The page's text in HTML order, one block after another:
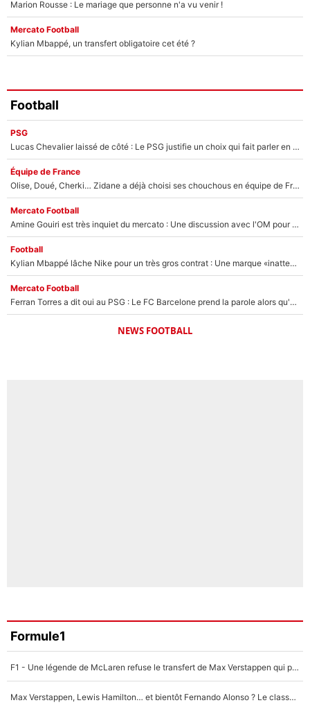
Marion Rousse : Le mariage que personne n'a vu venir !
Mercato Football
Kylian Mbappé, un transfert obligatoire cet été ?
Football
PSG
Lucas Chevalier laissé de côté : Le PSG justifie un choix qui fait parler en plein mercato
Équipe de France
Olise, Doué, Cherki… Zidane a déjà choisi ses chouchous en équipe de France ? L’IA annonce des surprises sans Kylian Mbappé !
Mercato Football
Amine Gouiri est très inquiet du mercato : Une discussion avec l'OM pour acter son transfert !
Football
Kylian Mbappé lâche Nike pour un très gros contrat : Une marque «inattendue» va frapper très fort
Mercato Football
Ferran Torres a dit oui au PSG : Le FC Barcelone prend la parole alors qu'un transfert de l'attaquant espagnol prend forme
NEWS FOOTBALL
Formule1
F1 - Une légende de McLaren refuse le transfert de Max Verstappen qui pourrait «faire des vagues» et plomber l'ambiance dans l'équipe
Max Verstappen, Lewis Hamilton… et bientôt Fernando Alonso ? Le classement des pilotes les mieux payés en Formule 1 risque de changer !